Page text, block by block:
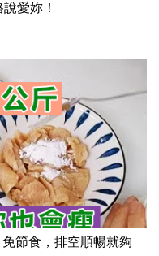
愛妳！
節食，排空順暢就夠